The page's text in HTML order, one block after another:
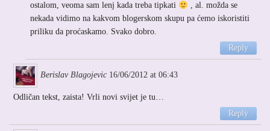
ostalom, veoma sam lenj kada treba tipkati
, al. možda se
nekada vidimo na kakvom blogerskom skupu pa ćemo iskoristiti
priliku da proćaskamo. Svako dobro.
Reply
Berislav Blagojevic 16/06/2012 at 06:43
Odličan tekst, zaista! Vrli novi svijet je tu…
Reply